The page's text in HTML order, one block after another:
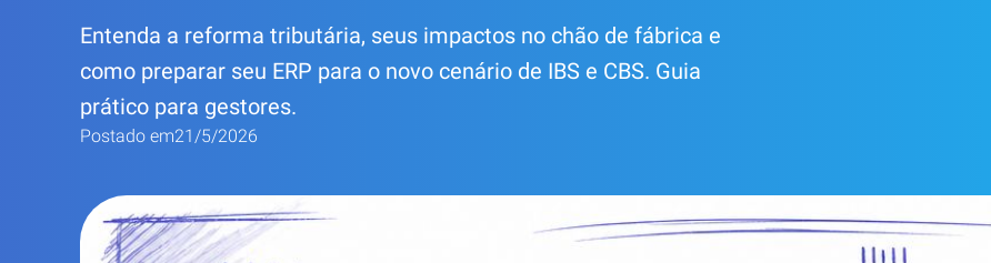
Entenda a reforma tributária, seus impactos no chão de fábrica e
como preparar seu ERP para o novo cenário de IBS e CBS. Guia
prático para gestores.
Postado em21/5/2026